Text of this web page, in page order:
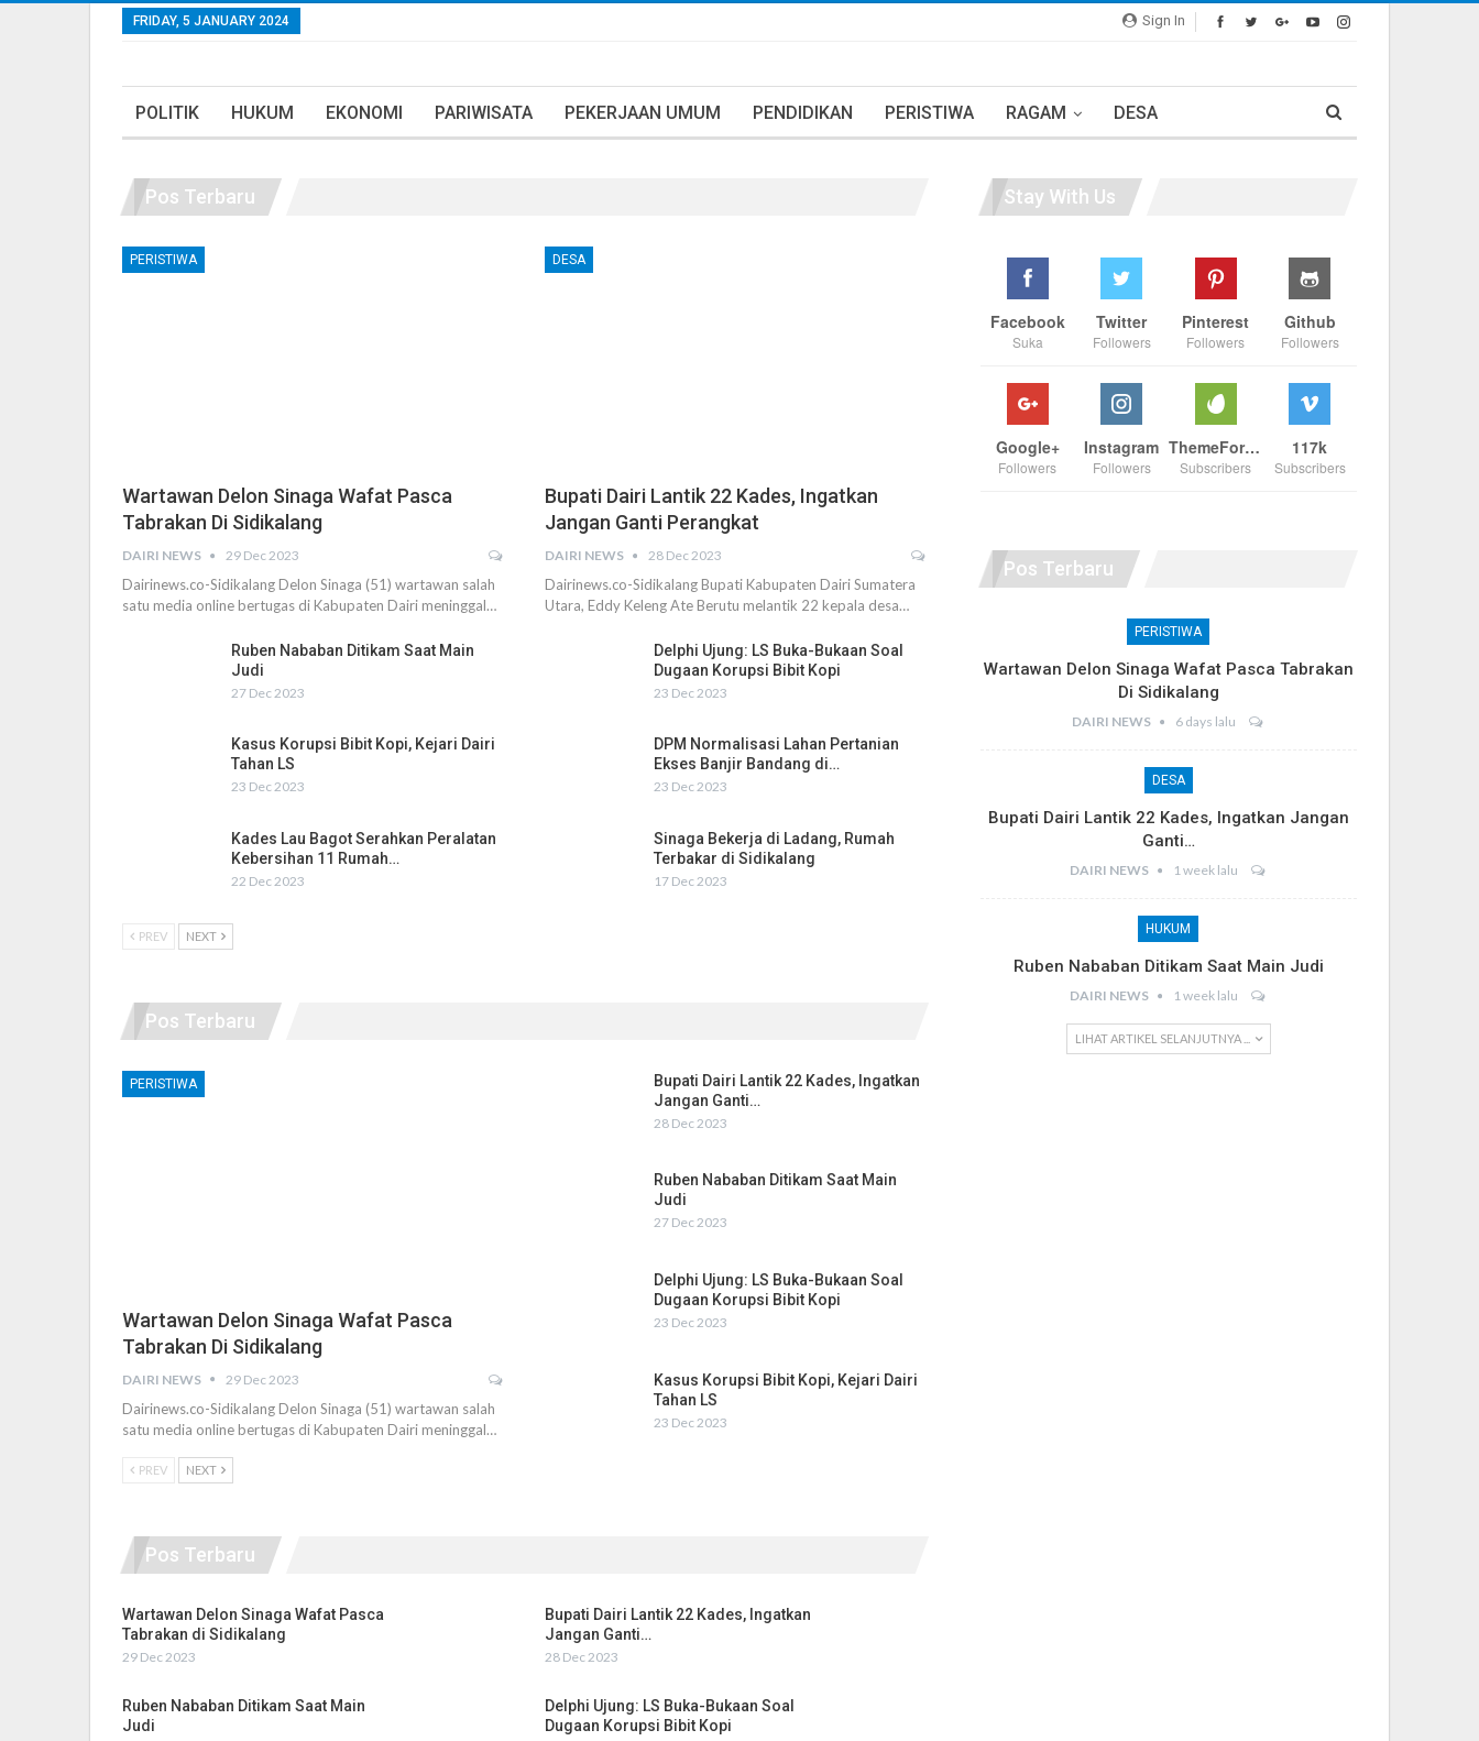
Sign In
FRIDAY, 5 JANUARY 2024
POLITIK HUKUM EKONOMI PARIWISATA PEKERJAAN UMUM PENDIDIKAN PERISTIWA RAGAM DESA
Pos Terbaru
PERISTIWA
Wartawan Delon Sinaga Wafat Pasca
Tabrakan Di Sidikalang
DAIRI NEWS 29 Dec 2023
Dairinews.co-Sidikalang Delon Sinaga (51) wartawan salah
satu media online bertugas di Kabupaten Dairi meninggal…
DESA
Bupati Dairi Lantik 22 Kades, Ingatkan
Jangan Ganti Perangkat
DAIRI NEWS 28 Dec 2023
Dairinews.co-Sidikalang Bupati Kabupaten Dairi Sumatera
Utara, Eddy Keleng Ate Berutu melantik 22 kepala desa…
Ruben Nababan Ditikam Saat Main
Judi
27 Dec 2023
Delphi Ujung: LS Buka-Bukaan Soal
Dugaan Korupsi Bibit Kopi
23 Dec 2023
Kasus Korupsi Bibit Kopi, Kejari Dairi
Tahan LS
23 Dec 2023
DPM Normalisasi Lahan Pertanian
Ekses Banjir Bandang di…
23 Dec 2023
Kades Lau Bagot Serahkan Peralatan
Kebersihan 11 Rumah…
22 Dec 2023
Sinaga Bekerja di Ladang, Rumah
Terbakar di Sidikalang
17 Dec 2023
PREV NEXT
Pos Terbaru
PERISTIWA
Wartawan Delon Sinaga Wafat Pasca
Tabrakan Di Sidikalang
DAIRI NEWS 29 Dec 2023
Dairinews.co-Sidikalang Delon Sinaga (51) wartawan salah
satu media online bertugas di Kabupaten Dairi meninggal…
Bupati Dairi Lantik 22 Kades, Ingatkan
Jangan Ganti…
28 Dec 2023
Ruben Nababan Ditikam Saat Main
Judi
27 Dec 2023
Delphi Ujung: LS Buka-Bukaan Soal
Dugaan Korupsi Bibit Kopi
23 Dec 2023
Kasus Korupsi Bibit Kopi, Kejari Dairi
Tahan LS
23 Dec 2023
PREV NEXT
Pos Terbaru
Wartawan Delon Sinaga Wafat Pasca
Tabrakan di Sidikalang
29 Dec 2023
Bupati Dairi Lantik 22 Kades, Ingatkan
Jangan Ganti…
28 Dec 2023
Ruben Nababan Ditikam Saat Main
Judi
Delphi Ujung: LS Buka-Bukaan Soal
Dugaan Korupsi Bibit Kopi
Stay With Us
Facebook
Suka
Twitter
Followers
Pinterest
Followers
Github
Followers
Google+
Followers
Instagram
Followers
ThemeForest
Subscribers
117k
Subscribers
Pos Terbaru
PERISTIWA
Wartawan Delon Sinaga Wafat Pasca Tabrakan
Di Sidikalang
DAIRI NEWS 6 days lalu
DESA
Bupati Dairi Lantik 22 Kades, Ingatkan Jangan
Ganti…
DAIRI NEWS 1 week lalu
HUKUM
Ruben Nababan Ditikam Saat Main Judi
DAIRI NEWS 1 week lalu
LIHAT ARTIKEL SELANJUTNYA ...